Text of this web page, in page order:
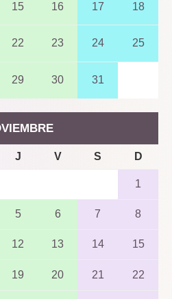
15 16 17 18
22 23 24 25
29 30 31
J V S D
1
5 6 7 8
12 13 14 15
19 20 21 22